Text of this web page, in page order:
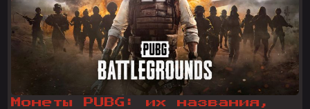
Монеты PUBG: их названия,